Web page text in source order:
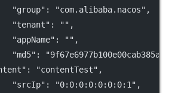
"group" : "com.alibaba.nacos" ,
"tenant" : "" ,
"appName" : "" ,
"md5" :
: "contentTest" ,
"srcIp" : "0:0:0:0:0:0:0:1" ,